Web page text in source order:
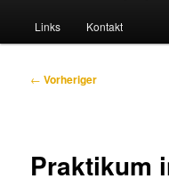
Links Kontakt
Beitragsnavigation
← Vorheriger
Praktikum